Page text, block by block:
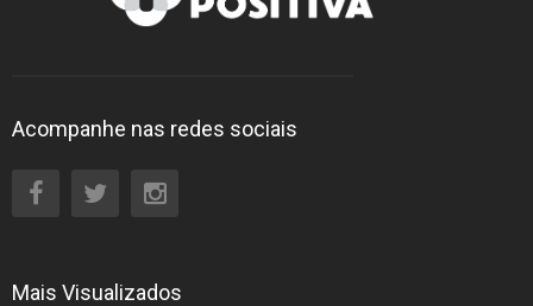
Acompanhe nas redes sociais
Mais Visualizados